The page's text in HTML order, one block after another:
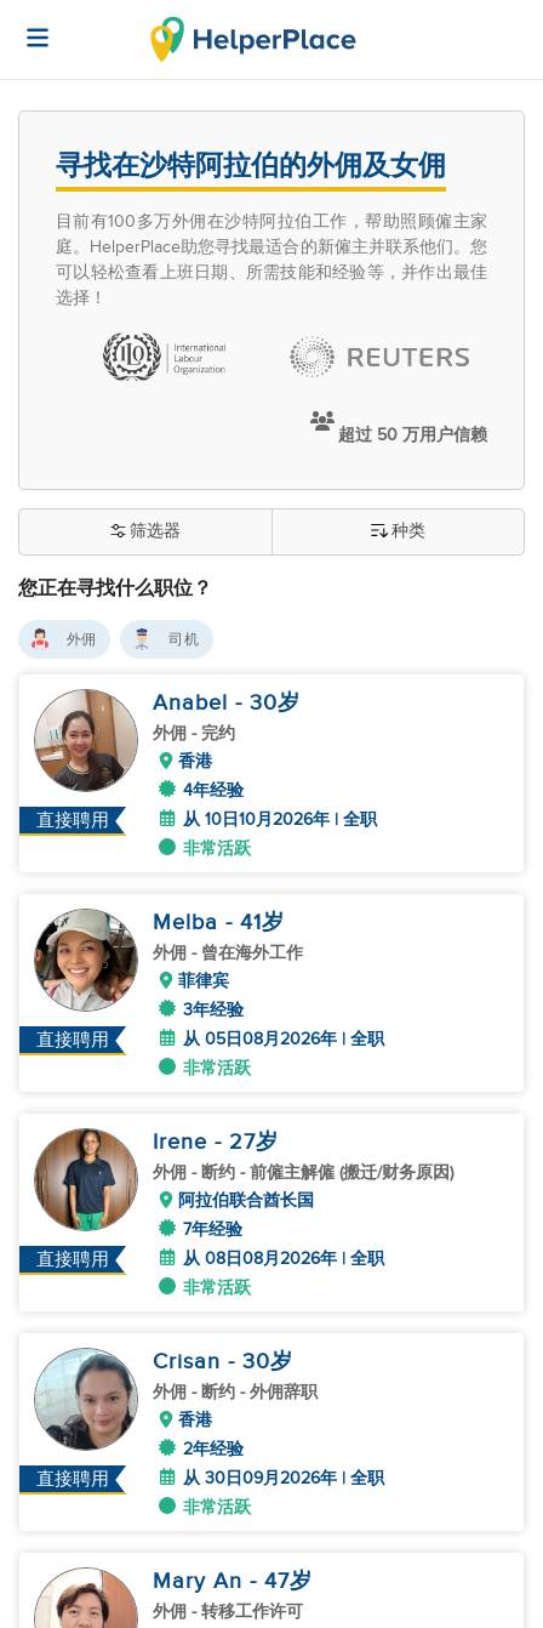
寻找在沙特阿拉伯的外佣及女佣
目前有100多万外佣在沙特阿拉伯工作，帮助照顾僱主家
庭。HelperPlace助您寻找最适合的新僱主并联系他们。您
可以轻松查看上班日期、所需技能和经验等，并作出最佳
选择！
超过 50 万用户信赖
您正在寻找什么职位？
筛选器 种类
外佣 司机
直接聘用
Anabel - 30岁
外佣 - 完约
香港
4年经验
从 10日10月2026年 | 全职
非常活跃
直接聘用
Melba - 41岁
外佣 - 曾在海外工作
菲律宾
3年经验
从 05日08月2026年 | 全职
非常活跃
直接聘用
Irene - 27岁
外佣 - 断约 - 前僱主解僱 (搬迁/财务原因)
阿拉伯联合酋长国
7年经验
从 08日08月2026年 | 全职
非常活跃
直接聘用
Crisan - 30岁
外佣 - 断约 - 外佣辞职
香港
2年经验
从 30日09月2026年 | 全职
非常活跃
Mary An - 47岁
外佣 - 转移工作许可